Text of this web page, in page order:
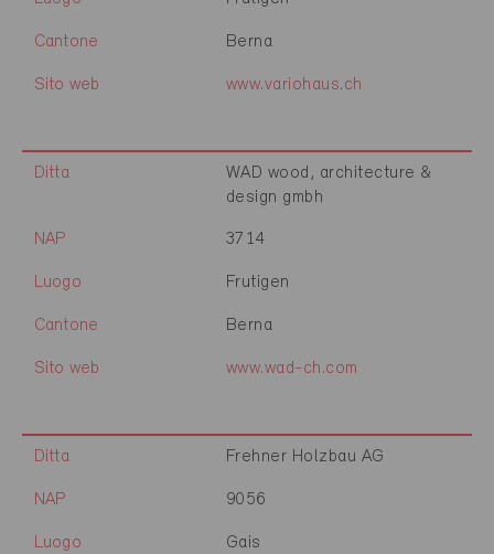
Cantone Berna
Sito web www.variohaus.ch
Ditta
WAD wood, architecture &
design gmbh
NAP 3714
Luogo Frutigen
Cantone Berna
Sito web www.wad-ch.com
Ditta Frehner Holzbau AG
NAP 9056
Luogo Gais